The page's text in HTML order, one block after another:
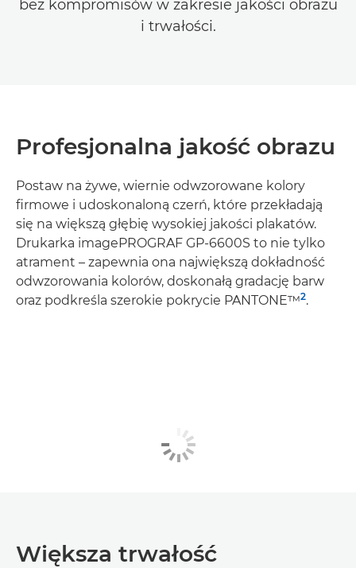
bez kompromisów w zakresie jakości obrazu
i trwałości.
Profesjonalna jakość obrazu
Postaw na żywe, wiernie odwzorowane kolory
firmowe i udoskonaloną czerń, które przekładają
się na większą głębię wysokiej jakości plakatów.
Drukarka imagePROGRAF GP-6600S to nie tylko
atrament – zapewnia ona największą dokładność
odwzorowania kolorów, doskonałą gradację barw
oraz podkreśla szerokie pokrycie PANTONE™2.
Większa trwałość